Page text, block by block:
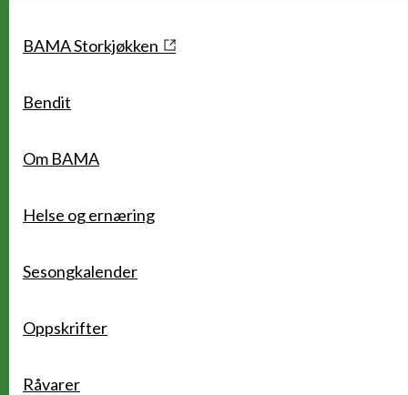
Snarveier
BAMA Storkjøkken
Bendit
Om BAMA
Helse og ernæring
Sesongkalender
Oppskrifter
Råvarer